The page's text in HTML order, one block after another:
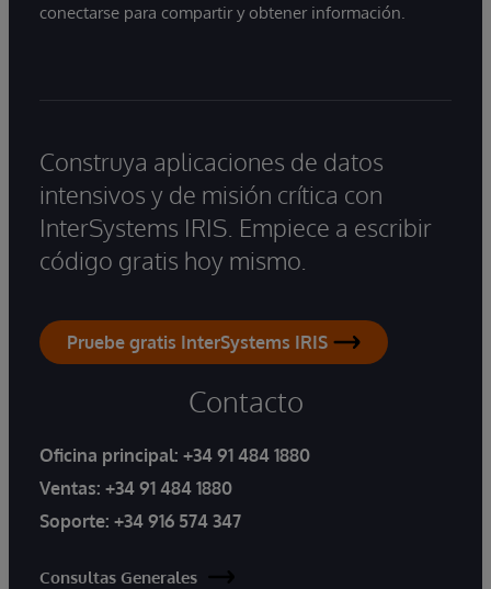
conectarse para compartir y obtener información.
Construya aplicaciones de datos
intensivos y de misión crítica con
InterSystems IRIS. Empiece a escribir
código gratis hoy mismo.
Pruebe gratis InterSystems IRIS
Contacto
Oficina principal: +34 91 484 1880
Ventas: +34 91 484 1880
Soporte: +34 916 574 347
Consultas Generales